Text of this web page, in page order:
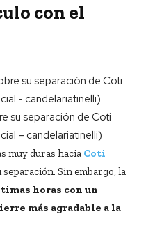
con el
su separación de Coti
– candelariatinelli)
muy duras hacia Coti
Sin embargo, la
horas con un
más agradable a la